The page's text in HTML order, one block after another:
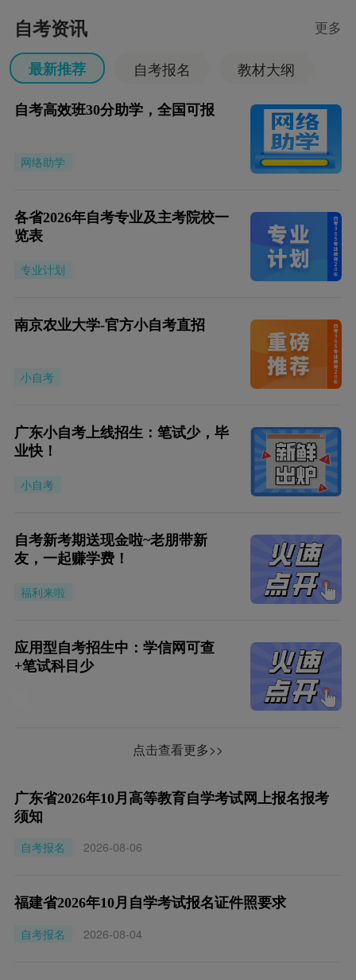
自考资讯 更多
最新推荐 自考报名
教材大纲
自考专业
考试安排
成绩查询
自考高效班30分助学，全国可报
网络助学
各省2026年自考专业及主考院校一
览表
专业计划
南京农业大学-官方小自考直招
小自考
广东小自考上线招生：笔试少，毕
业快！
小自考
自考新考期送现金啦~老朋带新
友，一起赚学费！
福利来啦
应用型自考招生中：学信网可查
+笔试科目少
点击查看更多>>
广东省2026年10月高等教育自学考试网上报名报考
须知
自考报名
2026-08-06
福建省2026年10月自学考试报名证件照要求
自考报名
2026-08-04